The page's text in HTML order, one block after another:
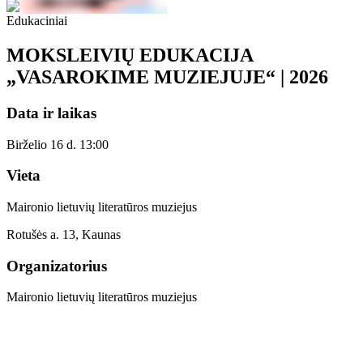
Edukaciniai
MOKSLEIVIŲ EDUKACIJA
„VASAROKIME MUZIEJUJE“ | 2026
Data ir laikas
Birželio 16 d. 13:00
Vieta
Maironio lietuvių literatūros muziejus
Rotušės a. 13, Kaunas
Organizatorius
Maironio lietuvių literatūros muziejus